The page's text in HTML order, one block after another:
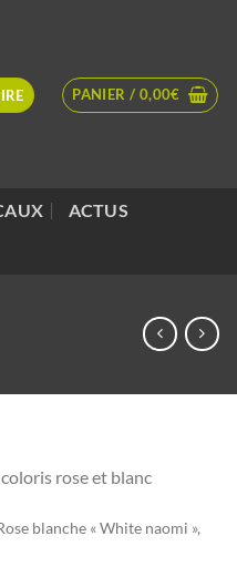
PANIER / 0,00€
ACTUS
rose et blanc
blanche « White naomi »,